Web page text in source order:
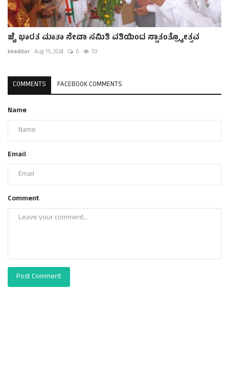
ಜೈ ಭಾರತ ಮಾತಾ ಸೇವಾ ಸಮಿತಿ ವತಿಯಿಂದ ಸ್ವಾತಂತ್ರ‍್ಯೋತ್ಸವ
kkeditor Aug 15, 2024 0 53
COMMENTS FACEBOOK COMMENTS
Name
Email
Comment
Post Comment